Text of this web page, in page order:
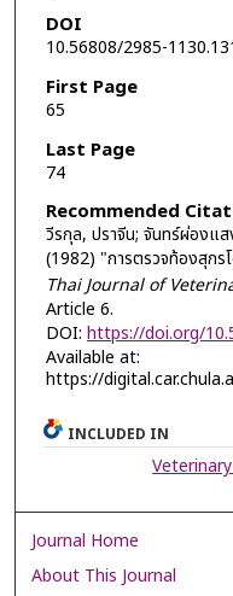
DOI
10.56808/2985-
First Page
65
Last Page
74
Recommended
วีรกุล, ปราจีน; จันทร์ผ่องแ
(1982) "การตรวจท้องสุกร
Thai Journal of
Article 6.
DOI: https://doi.org/
Available at:
https://
INCLUDED IN
Journal Home
About This Journal